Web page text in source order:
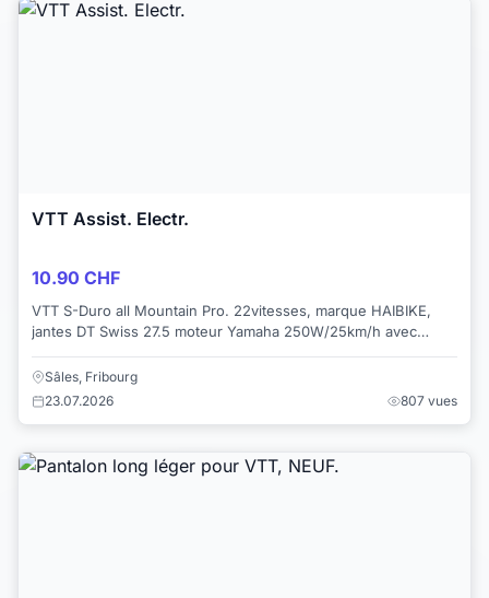
VTT Assist. Electr.
10.90 CHF
VTT S-Duro all Mountain Pro. 22vitesses, marque HAIBIKE,
jantes DT Swiss 27.5 moteur Yamaha 250W/25km/h avec
Sâles, Fribourg
23.07.2026
807 vues